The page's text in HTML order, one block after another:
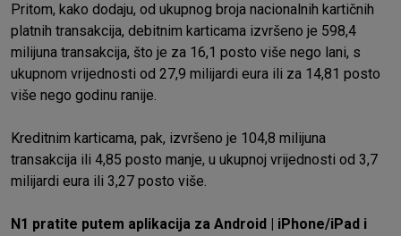
Pritom, kako dodaju, od ukupnog broja nacionalnih kartičnih
platnih transakcija, debitnim karticama izvršeno je 598,4
milijuna transakcija, što je za 16,1 posto više nego lani, s
ukupnom vrijednosti od 27,9 milijardi eura ili za 14,81 posto
više nego godinu ranije.
Kreditnim karticama, pak, izvršeno je 104,8 milijuna
transakcija ili 4,85 posto manje, u ukupnoj vrijednosti od 3,7
milijardi eura ili 3,27 posto više.
N1 pratite putem aplikacija za Android iPhone/iPad i